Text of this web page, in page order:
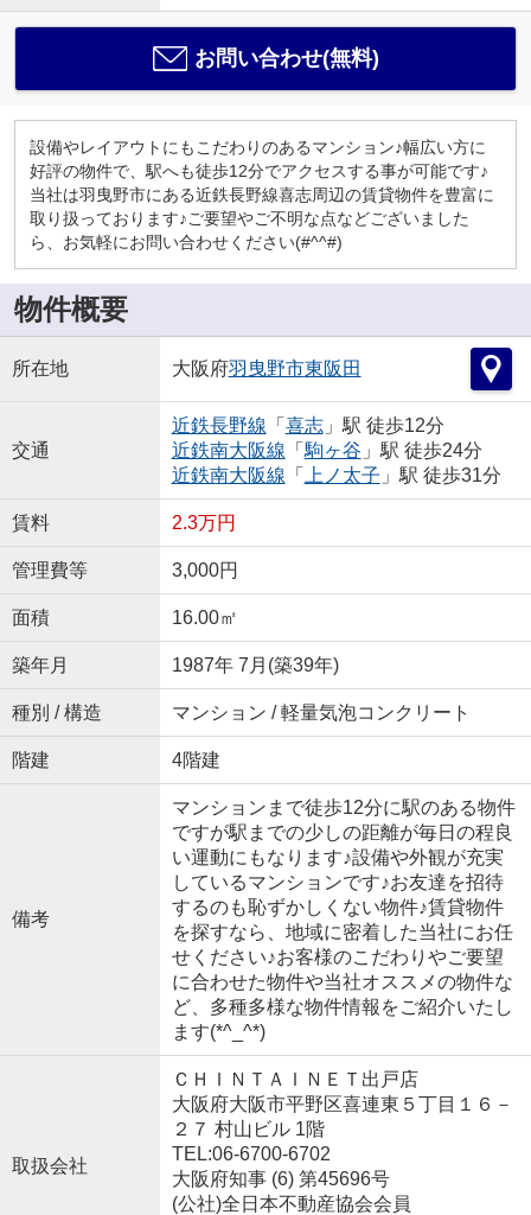
お問い合わせ(無料)
設備やレイアウトにもこだわりのあるマンション♪幅広い方に
好評の物件で、駅へも徒歩12分でアクセスする事が可能です♪
当社は羽曳野市にある近鉄長野線喜志周辺の賃貸物件を豊富に
取り扱っております♪ご要望やご不明な点などございました
ら、お気軽にお問い合わせください(#^^#)
物件概要
所在地 大阪府羽曳野市東阪田
交通
近鉄長野線 「 喜志」駅 徒歩12分
近鉄南大阪線 「 駒ヶ谷 」駅 徒歩24分
近鉄南大阪線 「 上ノ太子 」駅 徒歩31分
賃料 2.3万円
管理費等 3,000円
面積 16.00㎡
築年月 1987年 7月(築39年)
種別 / 構造 マンション / 軽量気泡コンクリート
階建 4階建
備考
マンションまで徒歩12分に駅のある物件
ですが駅までの少しの距離が毎日の程良
い運動にもなります♪設備や外観が充実
しているマンションです♪お友達を招待
するのも恥ずかしくない物件♪賃貸物件
を探すなら、地域に密着した当社にお任
せください♪お客様のこだわりやご要望
に合わせた物件や当社オススメの物件な
ど、多種多様な物件情報をご紹介いたし
ます(*^_^*)
取扱会社
ＣＨＩＮＴＡＩＮＥＴ出戸店
大阪府大阪市平野区喜連東５丁目１６－
２７ 村山ビル 1階
TEL:06-6700-6702
大阪府知事 (6) 第45696号
(公社)全日本不動産協会会員